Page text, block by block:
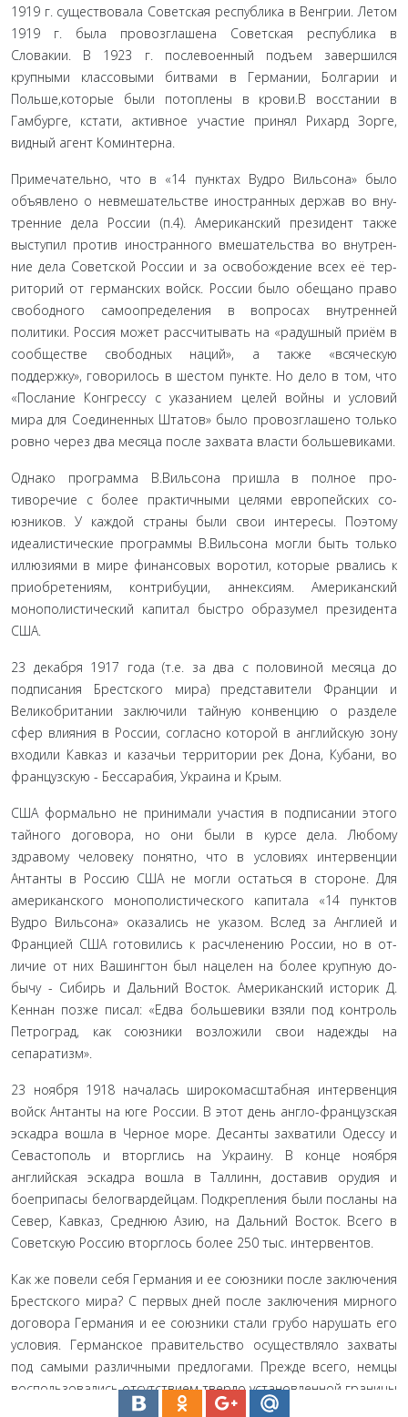
1919 г. существовала Советская республика в Венгрии. Летом
1919 г. была провозглашена Советская республика в
Словакии. В 1923 г. послевоенный подъем завершился
крупными клас­совыми битвами в Германии, Болгарии и
Польше,которые были потоплены в крови.В восстании в
Гамбурге, кстати, ак­тивное участие принял Рихард Зорге,
видный агент Комин­терна.
Примечательно, что в «14 пунктах Вудро Вильсона» было
объявлено о невмешательстве иностранных держав во вну­
тренние дела России (п.4). Американский президент также
выступил против иностранного вмешательства во внутрен­
ние дела Советской России и за освобождение всех её тер­
риторий от германских войск. России было обещано право
свободного самоопределения в вопросах внутренней
полити­ки. Россия может рассчитывать на «радушный приём в
сооб­ществе свободных наций», а также «всяческую
поддержку», говорилось в шестом пункте. Но дело в том, что
«Послание Конгрессу с указанием целей войны и условий
мира для Со­единенных Штатов» было провозглашено только
ровно через два месяца после захвата власти большевиками.
Однако программа В.Вильсона пришла в полное про­
тиворечие с более практичными целями европейских со­
юзников. У каждой страны были свои интересы. Поэтому
идеалистические программы В.Вильсона могли быть только
иллюзиями в мире финансовых воротил, которые рвались к
приобретениям, контрибуции, аннексиям. Американский
монополистический капитал быстро образумел президента
США.
23 декабря 1917 года (т.е. за два с половиной месяца до
подписания Брестского мира) представители Франции и
Великобритании заключили тайную конвенцию о разделе
сфер влияния в России, согласно которой в английскую зону
входили Кавказ и казачьи территории рек Дона, Кубани, во
французскую - Бессарабия, Украина и Крым.
США формально не принимали участия в подписании этого
тайного договора, но они были в курсе дела. Любому
здравому человеку понятно, что в условиях интервенции
Антанты в Россию США не могли остаться в стороне. Для
американского монополистического капитала «14 пунктов
Вудро Вильсона» оказались не указом. Вслед за Англией и
Францией США готовились к расчленению России, но в от­
личие от них Вашингтон был нацелен на более крупную до­
бычу - Сибирь и Дальний Восток. Американский историк Д.
Кеннан позже писал: «Едва большевики взяли под кон­троль
Петроград, как союзники возложили свои надежды на
сепаратизм».
23 ноября 1918 началась широкомасштабная интервен­ция
войск Антанты на юге России. В этот день англо-фран­цузская
эскадра вошла в Черное море. Десанты захватили Одессу и
Севастополь и вторглись на Украину. В конце ноя­бря
английская эскадра вошла в Таллинн, доставив орудия и
боеприпасы белогвардейцам. Подкрепления были посланы на
Север, Кавказ, Среднюю Азию, на Дальний Восток. Всего в
Советскую Россию вторглось более 250 тыс. интервентов.
Как же повели себя Германия и ее союзники после за­ключения
Брестского мира? С первых дней после заключения мирного
договора Германия и ее союзники стали грубо нару­шать его
условия. Германское правительство осуществляло захваты
под самыми различными предлогами. Прежде всего, немцы
воспользовались отсутствием твердо установленной границы
между Советской Россией и Украиной. Используя